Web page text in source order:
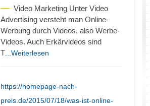
Video Marketing Unter Video
Advertising versteht man Online-
Werbung durch Videos, also Werbe-
Videos. Auch Erkärvideos sind
T ...Weiterlesen
https://homepage-nach-
preis.de/2015/07/18/was-ist-online-